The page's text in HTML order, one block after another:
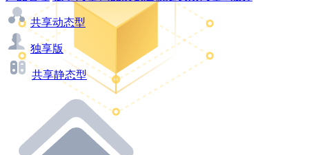
共享动态型
独享版
共享静态型